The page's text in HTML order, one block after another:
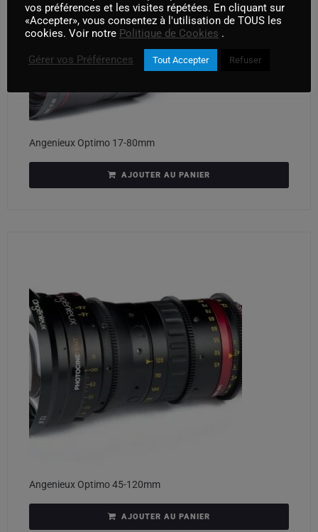
Angenieux Optimo 17-80mm
AJOUTER AU PANIER
Angenieux Optimo 45-120mm
AJOUTER AU PANIER
vos préférences et les visites répétées. En cliquant sur
«Accepter», vous consentez à l'utilisation de TOUS les
cookies. Voir notre Politique de Cookies .
Gérer vos Préférences Tout Accepter Refuser